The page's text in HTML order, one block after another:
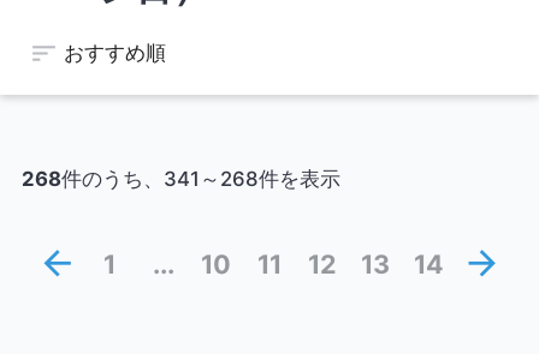
空席のあるツアーのみを表示する
おすすめ順
268件のうち、341～268件を表示
arrow_back 1 ... 10 11 12 13 14 arrow_forward